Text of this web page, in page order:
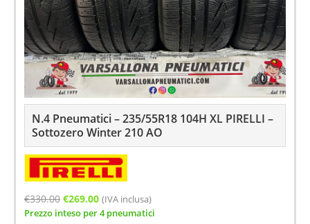
N.4 Pneumatici – 235/55R18 104H XL PIRELLI –
Sottozero Winter 210 AO
€330.00 Il
prezzo
€269.00Il
prezzo
(IVA inclusa)
Prezzo inteso per 4 pneumatici